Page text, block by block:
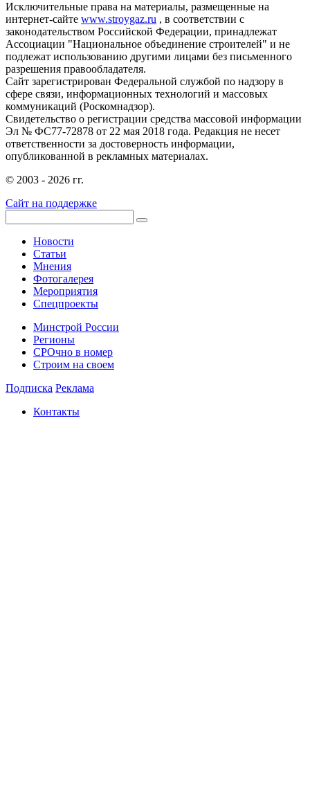
Исключительные права на материалы, размещенные на
интернет-сайте www.stroygaz.ru , в соответствии с
законодательством Российской Федерации, принадлежат
Ассоциации "Национальное объединение строителей" и не
подлежат использованию другими лицами без письменного
разрешения правообладателя.
Сайт зарегистрирован Федеральной службой по надзору в
сфере связи, информационных технологий и массовых
коммуникаций (Роскомнадзор).
Свидетельство о регистрации средства массовой информации
Эл № ФС77-72878 от 22 мая 2018 года. Редакция не несет
ответственности за достоверность информации,
опубликованной в рекламных материалах.
© 2003 - 2026 гг.
Сайт на поддержке
Новости
Статьи
Мнения
Фотогалерея
Мероприятия
Спецпроекты
Минстрой России
Регионы
СРОчно в номер
Строим на своем
Подписка Реклама
Контакты